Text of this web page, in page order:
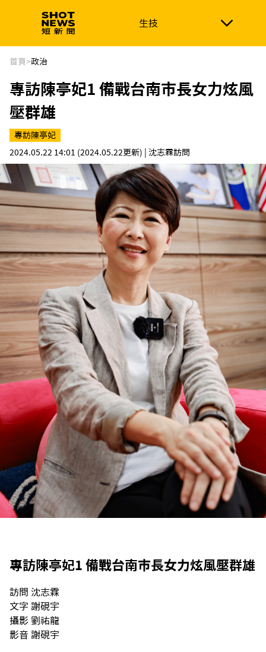
生技
生技 政治
新南向 體育
首頁>政治
專訪陳亭妃1 備戰台南市長女力炫風
壓群雄
專訪陳亭妃
2024.05.22 14:01 (2024.05.22更新) | 沈志霖訪問
專訪陳亭妃1 備戰台南市長女力炫風壓群雄
訪問 沈志霖
文字 謝硯宇
攝影 劉祐龍
影音 謝硯宇